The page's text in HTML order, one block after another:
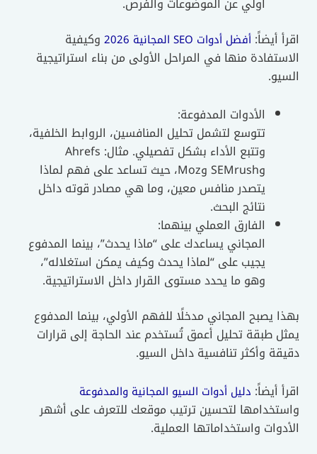
أيضاً:أفضل أدوات SEO المجانية 2026
وكيفية
منها في المراحل الأولى من بناء استراتيجية
الأدوات المدفوعة:
تتوسع لتشمل تحليل المنافسين، الروابط الخلفية،
وتتبع الأداء بشكل تفصيلي. مثال: Ahrefs
وSEMrush وMoz، حيث تساعد على فهم لماذا
يتصدر منافس معين، وما هي مصادر قوته داخل
نتائج البحث.
الفارق العملي بينهما:
المجاني يساعدك على “ماذا يحدث”، بينما المدفوع
يجيب على “لماذا يحدث وكيف يمكن استغلاله”،
وهو ما يحدد مستوى القرار داخل الاستراتيجية.
يصبح المجاني مدخلًا للفهم الأولي، بينما المدفوع
طبقة تحليل أعمق تُستخدم عند الحاجة إلى قرارات
وأكثر تنافسية داخل السيو.
أيضاً:دليل أدوات السيو المجانية والمدفوعة
لتحسين ترتيب موقعك للتعرف على أشهر
واستخداماتها العملية.